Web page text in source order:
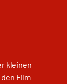
kleinen
Film